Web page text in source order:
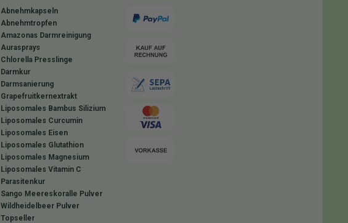
Abnehmkapseln
Abnehmtropfen
Amazonas Darmreinigung
Aurasprays
Chlorella Presslinge
Darmkur
Darmsanierung
Grapefruitkernextrakt
Liposomales Bambus Silizium
Liposomales Curcumin
Liposomales Eisen
Liposomales Glutathion
Liposomales Magnesium
Liposomales Vitamin C
Parasitenkur
Sango Meereskoralle Pulver
Wildheidelbeer Pulver
Topseller